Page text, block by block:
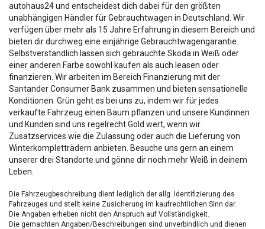
autohaus24 und entscheidest dich dabei für den größten
unabhängigen Händler für Gebrauchtwagen in Deutschland. Wir
verfügen über mehr als 15 Jahre Erfahrung in diesem Bereich und
bieten dir durchweg eine einjährige Gebrauchtwagengarantie.
Selbstverständlich lassen sich gebrauchte Skoda in Weiß oder
einer anderen Farbe sowohl kaufen als auch leasen oder
finanzieren. Wir arbeiten im Bereich Finanzierung mit der
Santander Consumer Bank zusammen und bieten sensationelle
Konditionen. Grün geht es bei uns zu, indem wir für jedes
verkaufte Fahrzeug einen Baum pflanzen und unsere Kundinnen
und Kunden sind uns regelrecht Gold wert, wenn wir
Zusatzservices wie die Zulassung oder auch die Lieferung von
Winterkompletträdern anbieten. Besuche uns gern an einem
unserer drei Standorte und gönne dir noch mehr Weiß in deinem
Leben.
Die Fahrzeugbeschreibung dient lediglich der allg. Identifizierung des
Fahrzeuges und stellt keine Zusicherung im kaufrechtlichen Sinn dar.
Die Angaben erheben nicht den Anspruch auf Vollständigkeit.
Die gemachten Angaben/Beschreibungen sind unverbindlich und dienen